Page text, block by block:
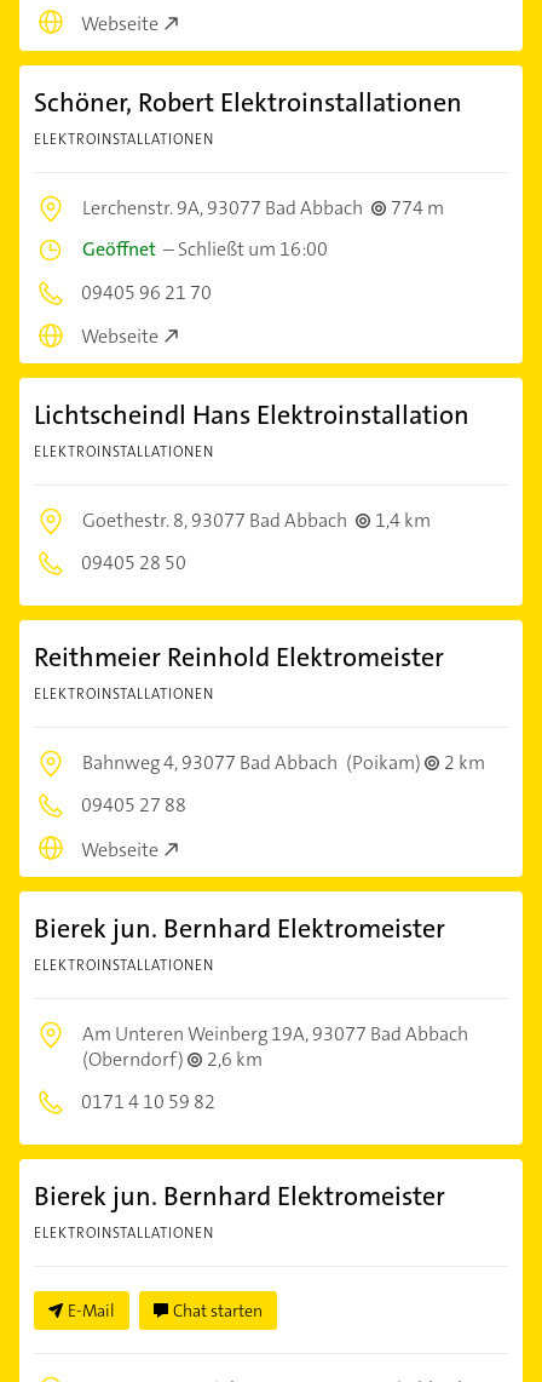
Webseite
Schöner, Robert Elektroinstallationen
ELEKTROINSTALLATIONEN
Lerchenstr. 9A,93077 Bad Abbach
774 m
Geöffnet –Schließt um 16:00
09405 96 21 70
Webseite
Lichtscheindl Hans Elektroinstallation
ELEKTROINSTALLATIONEN
Goethestr. 8,93077 Bad Abbach
1,4 km
09405 28 50
Reithmeier Reinhold Elektromeister
ELEKTROINSTALLATIONEN
Bahnweg 4,93077 Bad Abbach (Poikam)
2 km
09405 27 88
Webseite
Bierek jun. Bernhard Elektromeister
ELEKTROINSTALLATIONEN
Am Unteren Weinberg 19A,93077 Bad Abbach
(Oberndorf)
2,6 km
0171 4 10 59 82
Bierek jun. Bernhard Elektromeister
ELEKTROINSTALLATIONEN
E-Mail Chat starten